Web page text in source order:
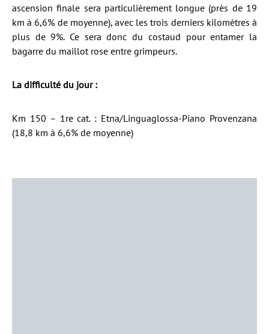
ascension finale sera particulièrement longue (près de 19
km à 6,6% de moyenne), avec les trois derniers kilomètres à
plus de 9%. Ce sera donc du costaud pour entamer la
bagarre du maillot rose entre grimpeurs.
La difficulté du jour :
Km 150 – 1re cat. : Etna/Linguaglossa-Piano Provenzana
(18,8 km à 6,6% de moyenne)